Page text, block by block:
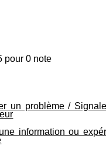
pour 0 note
un problème /
information ou